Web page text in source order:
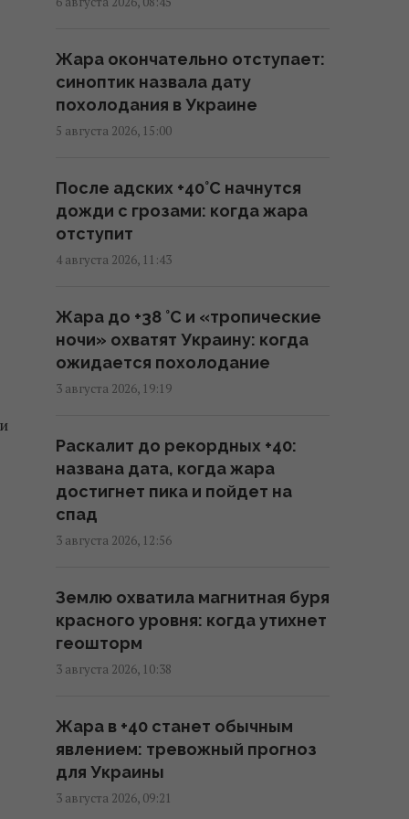
Инцидент в Лейпциге: в
Германии опровергли, что
08:32 пятница, 07 августа 2026
Ким Чен Ын с начала войны в
Bloomberg
08:08 пятница, 07 августа 2026
истощении запасов оружия в
США, - CNN
07:23 пятница, 07 августа 2026
опубликовала новый прогноз, -
WSJ
06:46 пятница, 07 августа 2026
Черном море: в FP раскрыли
последствия
04:37 пятница, 07 августа 2026
Жара окончательно отступает:
синоптик назвала дату
похолодания в Украине
5 августа 2026, 15:00
После адских +40°C начнутся
дожди с грозами: когда жара
отступит
4 августа 2026, 11:43
Жара до +38 °С и «тропические
ночи» охватят Украину: когда
ожидается похолодание
3 августа 2026, 19:19
Раскалит до рекордных +40:
названа дата, когда жара
достигнет пика и пойдет на
спад
3 августа 2026, 12:56
Землю охватила магнитная буря
красного уровня: когда утихнет
геошторм
3 августа 2026, 10:38
Жара в +40 станет обычным
явлением: тревожный прогноз
для Украины
3 августа 2026, 09:21